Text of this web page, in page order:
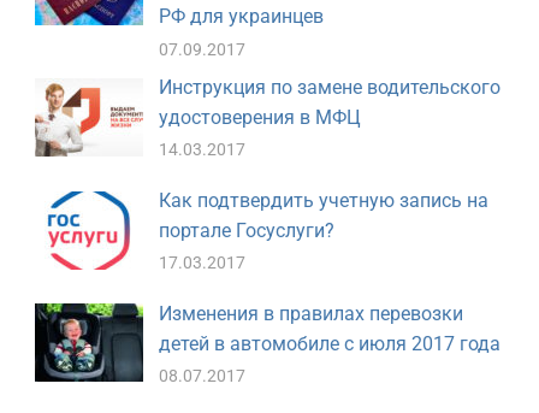
РФ для украинцев
07.09.2017
Инструкция по замене водительского
удостоверения в МФЦ
14.03.2017
Как подтвердить учетную запись на
портале Госуслуги?
17.03.2017
Изменения в правилах перевозки
детей в автомобиле с июля 2017 года
08.07.2017